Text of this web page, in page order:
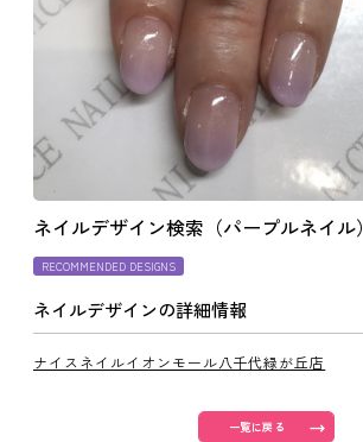
コンセプト
よくあるご質問
ご利用の流れ
取り扱いカラー
ネイル用語
消費者志向自主宣言
ネイルデザイン検索（パープルネイル）
RECOMMENDED DESIGNS
ネイルデザインの詳細情報
ナイスネイルイオンモール八千代緑が丘店
一覧に戻る